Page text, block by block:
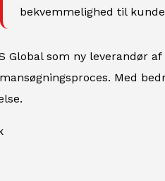
bekvemmelighed til
Global som ny leverandør
Med